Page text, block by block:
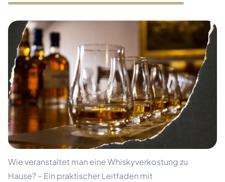
Wie veranstaltet man eine Whiskyverkostung zu
Hause? – Ein praktischer Leitfaden mit